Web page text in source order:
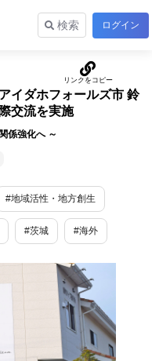
検索 ログイン
イダホフォールズ市 鈴
交流を実施
係強化へ ～
#地域活性・地方創生
#茨城 #海外